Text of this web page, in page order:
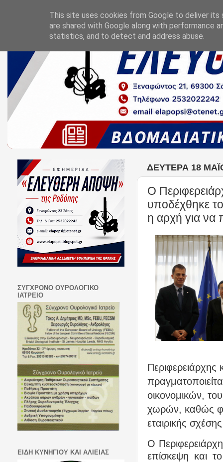
ΔΕΥΤΈΡΑ 18
Ο
υποδέχθηκε
η αρχή για να
οικονομικών,
χωρών, καθώς
εταιρικής
Ο
επίσκεψη και
ΣΥΓΧΡΟΝΟ ΟΥΡΟΛΟΓΙΚΟ
ΙΑΤΡΕΙΟ
ΕΙΔΗ ΚΥΝΗΓΙΟΥ ΚΑΙ ΑΛΙΕΙΑΣ
This site uses cookies from Google to deliver its
are shared with Google along with performance
statistics, and to detect and address abuse.